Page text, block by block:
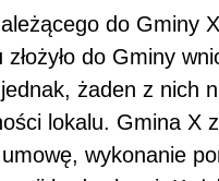
do Gminy
do Gminy
żaden z nich
lokalu. Gmina X
wykonanie